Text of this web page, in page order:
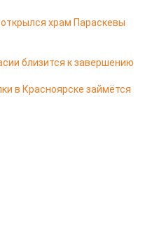
храм Параскевы
близится к завершению
в Красноярске займётся